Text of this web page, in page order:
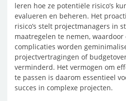
leren hoe ze potentiële risico’s
evalueren en beheren. Het
risico’s stelt projectmanagers in
maatregelen te nemen, waardoor
complicaties worden
projectvertragingen of
verminderd. Het vermogen om
te passen is daarom essentieel
succes in complexe projecten.